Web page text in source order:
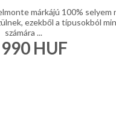
márkájú 100% selyem
ezekből a típusokból
számára ...
HUF